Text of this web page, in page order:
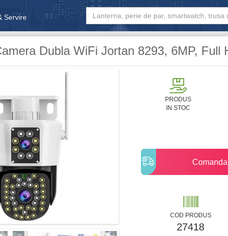
Servire
Bebe
Dubla WiFi Jortan 8293, 6MP, Full
PRODUS
IN STOC
COD PRODUS
27418